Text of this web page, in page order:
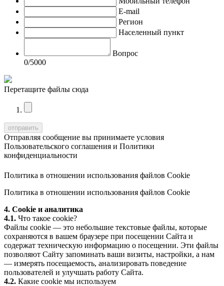
E-mail
Регион
Населенный пункт
Вопрос
0/5000
Перетащите файлы сюда
Отправляя сообщение вы принимаете условия
Пользовательского соглашения и Политики
конфиденциальности
Политика в отношении использования файлов Cookie
Политика в отношении использования файлов Cookie
4. Cookie и аналитика
4.1. Что такое cookie?
Файлы cookie — это небольшие текстовые файлы, которые
сохраняются в вашем браузере при посещении Сайта и
содержат техническую информацию о посещении. Эти файлы
позволяют Сайту запоминать ваши визиты, настройки, а нам
— измерять посещаемость, анализировать поведение
пользователей и улучшать работу Сайта.
4.2. Какие cookie мы используем